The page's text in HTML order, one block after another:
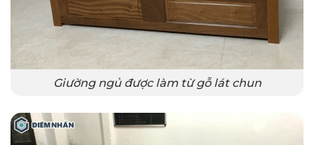
Giường ngủ được làm từ gỗ lát chun